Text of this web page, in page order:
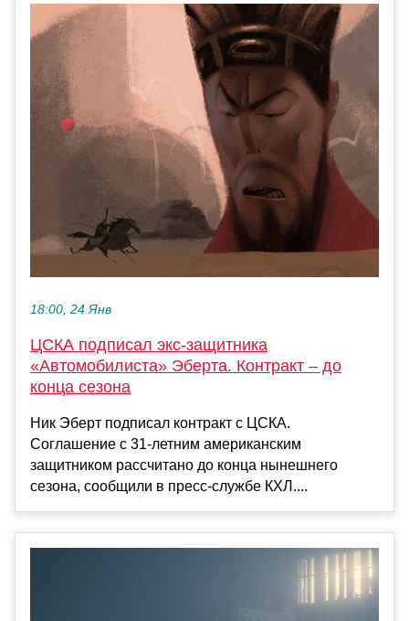
18:00, 24 Янв
ЦСКА подписал экс-защитника
«Автомобилиста» Эберта. Контракт – до
конца сезона
Ник Эберт подписал контракт с ЦСКА.
Соглашение с 31-летним американским
защитником рассчитано до конца нынешнего
сезона, сообщили в пресс-службе КХЛ....